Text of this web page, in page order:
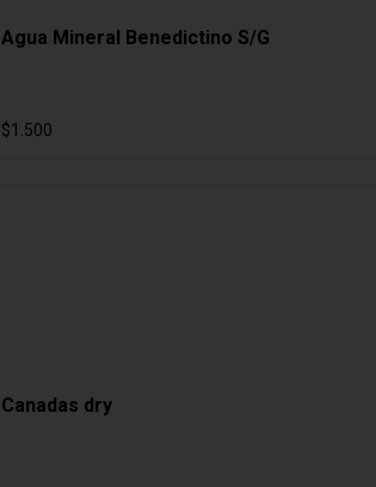
Agua Mineral Benedictino S/G
$1.500
Canadas dry